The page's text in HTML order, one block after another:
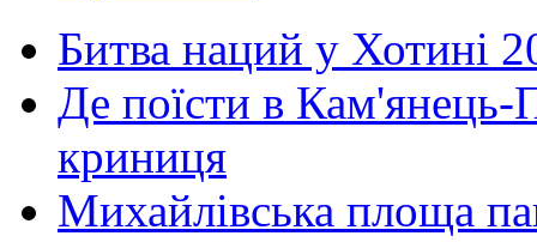
Битва наций у Хотині
Де поїсти в Кам'янець-
криниця
Михайлівська площа